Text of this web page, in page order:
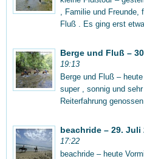
, Familie und
Fluß . Es ging erst
Berge und Fluß –
19:13
Berge und Fluß –
super , sonnig und
Reiterfahrung
beachride – 29. Juli
17:22
beachride – heute